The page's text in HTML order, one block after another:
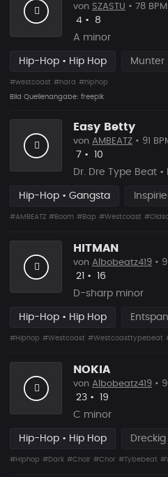
von SZASTU • 78
Likes
4 • Vorgeschlagen
8
A minor
Hip-Hop • Hip Hop Munter
#westcoast #hard #hiphop
Bild Quellenangabe: freepik
Easy Betty
von AMBEATZ • 91
Likes
7 • Vorgeschlagen
10
Dr. Dre Type Beat •
Hip-Hop • Gangsta
#AMBEATZ #Boom #Bap #Westcoast
HITMAN
von Albobeatz419 •
Likes
21 • Vorgeschlagen
16
D-sharp minor
Hip-Hop • Hip Hop
#Hiphop #Westcoast #Westcoasttypebeat
NOKIA
von Albobeatz419 •
Likes
23 • Vorgeschlagen
19
C minor
Hip-Hop • Hip Hop Dreckig
#Hiphop #Dark #Choir #Chor #Tybebeat